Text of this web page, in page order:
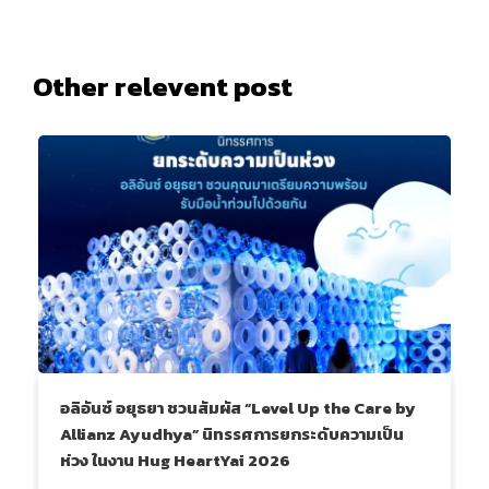
Other relevent post
อลิอันซ์ อยุธยา ชวนสัมผัส “Level Up the Care by
Allianz Ayudhya” นิทรรศการยกระดับความเป็น
ห่วง ในงาน Hug HeartYai 2026